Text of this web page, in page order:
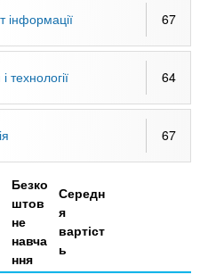
інформації 67
технології 64
67
Безко
штов
не
навча
ння
Середн
я
вартіст
ь